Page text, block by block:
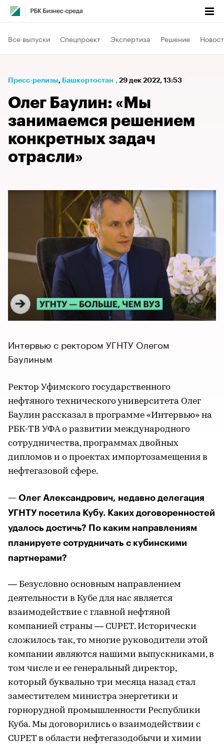
Все выпуски Спецпроект Экспертиза Решение
Пресс-релизы⁠, Башкортостан , 29 дек 2022, 13:53
Олег Баулин: «Мы
занимаемся решением
конкретных задач
отрасли»
Интервью с ректором УГНТУ Олегом
Баулиным
Ректор Уфимского государственного
нефтяного технического университета Олег
Баулин рассказал в программе «Интервью» на
РБК-ТВ УФА о развитии международного
сотрудничества, программах двойных
дипломов и о проектах импортозамещения в
нефтегазовой сфере.
— Олег Александрович, недавно делегация
УГНТУ посетила Кубу. Каких договоренностей
удалось достичь? По каким направлениям
планируете сотрудничать с кубинскими
партнерами?
— Безусловно основным направлением
деятельности в Кубе для нас является
взаимодействие с главной нефтяной
компанией страны — CUPET. Исторически
сложилось так, то многие руководители этой
компании являются нашими выпускниками, в
том числе и ее генеральный директор,
который буквально три месяца назад стал
заместителем министра энергетики и
горнорудной промышленности Республики
Куба. Мы договорились о взаимодействии с
CUPET в области нефтегазодобычи и химии